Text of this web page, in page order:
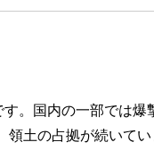
。国内の一部では爆
土の占拠が続いてい